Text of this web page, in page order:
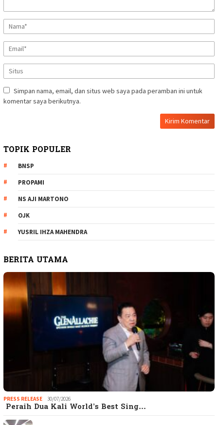
Simpan nama, email, dan situs web saya pada peramban ini untuk
komentar saya berikutnya.
TOPIK POPULER
BNSP
PROPAMI
NS AJI MARTONO
OJK
YUSRIL IHZA MAHENDRA
BERITA UTAMA
PRESS RELEASE 30/07/2026
Peraih Dua Kali World’s Best Sing…